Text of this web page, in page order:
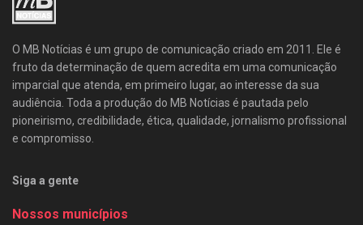
O MB Notícias é um grupo de comunicação criado em 2011. Ele é
fruto da determinação de quem acredita em uma comunicação
imparcial que atenda, em primeiro lugar, ao interesse da sua
audiência. Toda a produção do MB Notícias é pautada pelo
pioneirismo, credibilidade, ética, qualidade, jornalismo profissional
e compromisso.
Siga a gente
Nossos municípios